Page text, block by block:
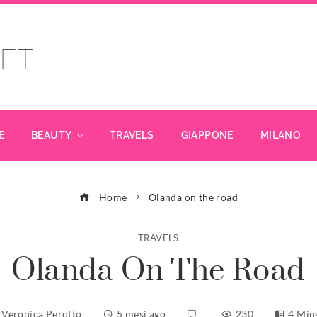
BEAUTY TRAVELS GIAPPONE MILANO
Home Olanda on the road
TRAVELS
Olanda On The Road
Veronica Perotto 5 mesi ago 230 4